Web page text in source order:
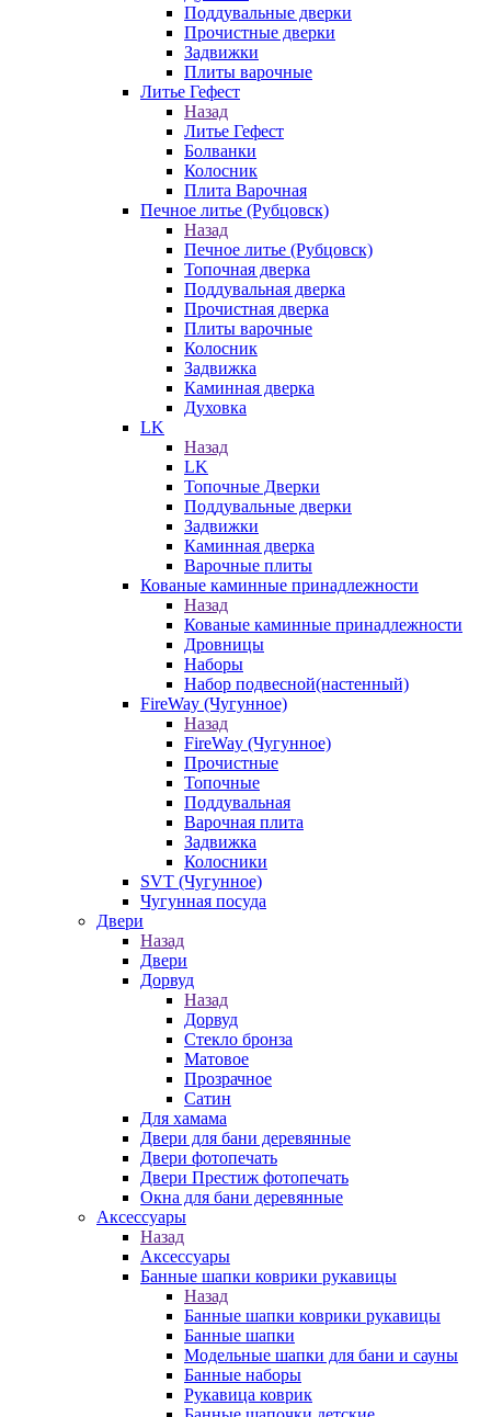
Поддувальные дверки
Прочистные дверки
Задвижки
Плиты варочные
Литье Гефест
Назад
Литье Гефест
Болванки
Колосник
Плита Варочная
Печное литье (Рубцовск)
Назад
Печное литье (Рубцовск)
Топочная дверка
Поддувальная дверка
Прочистная дверка
Плиты варочные
Колосник
Задвижка
Каминная дверка
Духовка
LK
Назад
LK
Топочные Дверки
Поддувальные дверки
Задвижки
Каминная дверка
Варочные плиты
Кованые каминные принадлежности
Назад
Кованые каминные принадлежности
Дровницы
Наборы
Набор подвесной(настенный)
FireWay (Чугунное)
Назад
FireWay (Чугунное)
Прочистные
Топочные
Поддувальная
Варочная плита
Задвижка
Колосники
SVT (Чугунное)
Чугунная посуда
Двери
Назад
Двери
Дорвуд
Назад
Дорвуд
Стекло бронза
Матовое
Прозрачное
Сатин
Для хамама
Двери для бани деревянные
Двери фотопечать
Двери Престиж фотопечать
Окна для бани деревянные
Аксессуары
Назад
Аксессуары
Банные шапки коврики рукавицы
Назад
Банные шапки коврики рукавицы
Банные шапки
Модельные шапки для бани и сауны
Банные наборы
Рукавица коврик